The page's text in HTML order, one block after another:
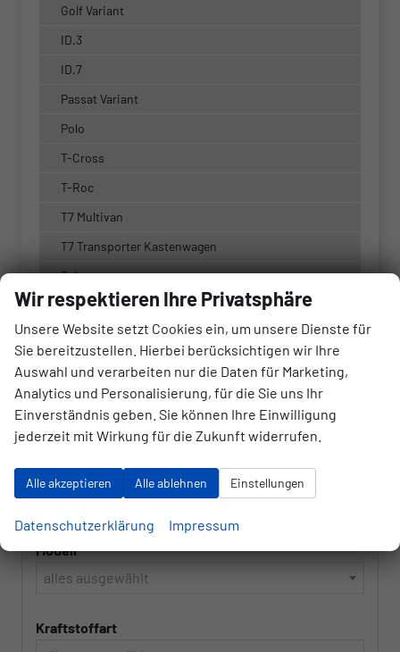
Golf Variant
ID.3
ID.7
Passat Variant
Polo
T-Cross
T-Roc
T7 Multivan
T7 Transporter Kastenwagen
Taigo
Tayron
Tiguan
Touareg
Touran
Marke
alles ausgewählt
Modell
alles ausgewählt
Kraftstoffart
Wir respektieren Ihre Privatsphäre
Unsere Website setzt Cookies ein, um unsere Dienste für
Sie bereitzustellen. Hierbei berücksichtigen wir Ihre
Auswahl und verarbeiten nur die Daten für Marketing,
Analytics und Personalisierung, für die Sie uns Ihr
Einverständnis geben. Sie können Ihre Einwilligung
jederzeit mit Wirkung für die Zukunft widerrufen.
Alle akzeptieren Alle ablehnen Einstellungen
Datenschutzerklärung Impressum